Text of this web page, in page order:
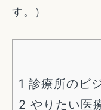
す。）
1 診療所のビ
2 やりたい医